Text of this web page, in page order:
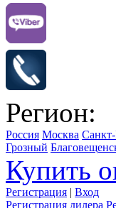
Регион:
Россия Москва
Грозный
Купить
Регистрация | Вход
Регистрация дилера